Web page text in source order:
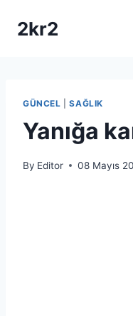
2kr2
GÜNCEL |SAĞLIK
Yanığa
By Editor 08 Mayıs